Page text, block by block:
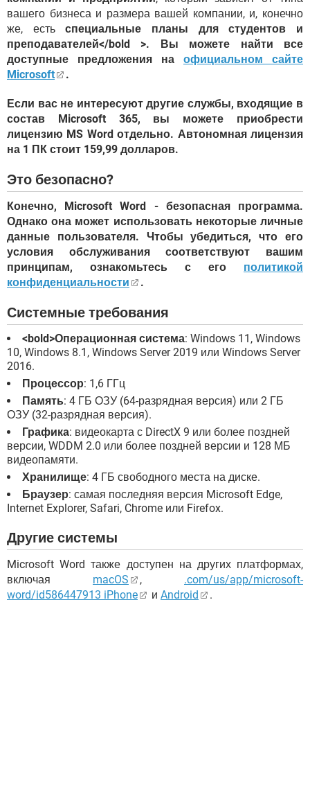
вашего бизнеса и размера вашей компании, и, конечно
же, естьспециальные планы для студентов и
преподавателей</bold >. Вы можете найти все
доступные предложения на официальном сайте
Microsoft
.
Если вас не интересуют другие службы, входящие в
состав Microsoft 365, вы можете приобрести
лицензию MS Word отдельно. Автономная лицензия
на 1 ПК стоит 159,99 долларов.
Это безопасно?
Конечно, Microsoft Word - безопасная программа.
Однако она может использовать некоторые личные
данные пользователя. Чтобы убедиться, что его
условия обслуживания соответствуют вашим
принципам, ознакомьтесь с его политикой
конфиденциальности
.
Системные требования
<bold>Операционная система: Windows 11, Windows
10, Windows 8.1, Windows Server 2019 или Windows Server
2016.
Процессор: 1,6 ГГц
Память: 4 ГБ ОЗУ (64-разрядная версия) или 2 ГБ
ОЗУ (32-разрядная версия).
Графика: видеокарта с DirectX 9 или более поздней
версии, WDDM 2.0 или более поздней версии и 128 МБ
видеопамяти.
Хранилище: 4 ГБ свободного места на диске.
Браузер: самая последняя версия Microsoft Edge,
Internet Explorer, Safari, Chrome или Firefox.
Другие системы
Microsoft Word также доступен на других платформах,
включая macOS , .com/us/app/microsoft-
word/id586447913 iPhone
и Android .